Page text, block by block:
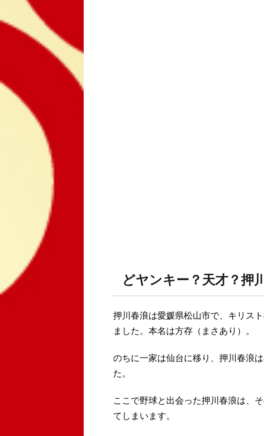
どヤンキー？天才？押
押川春浪は愛媛県松山市で、キリス
ました。本名は方存（まさあり）。
のちに一家は仙台に移り、押川春浪
た。
ここで野球と出会った押川春浪は、
てしまいます。